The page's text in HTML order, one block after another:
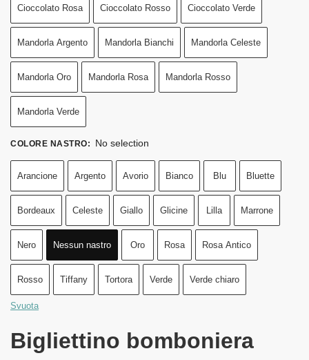
Cioccolato Rosa Cioccolato Rosso Cioccolato Verde
Mandorla Argento Mandorla Bianchi Mandorla Celeste
Mandorla Oro Mandorla Rosa Mandorla Rosso
Mandorla Verde
COLORE NASTRO: No selection
Arancione Argento Avorio Bianco Blu Bluette
Bordeaux Celeste Giallo Glicine Lilla Marrone
Nero Nessun nastro Oro Rosa Rosa Antico
Rosso Tiffany Tortora Verde Verde chiaro
Svuota
Bigliettino bomboniera